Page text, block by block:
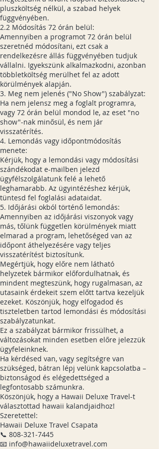
pluszköltség nélkül, a szabad helyek
függvényében.
2.2 Módosítás 72 órán belül:
Amennyiben a programot 72 órán belül
szeretnéd módosítani, ezt csak a
rendelkezésre állás függvényében tudjuk
vállalni. Igyekszünk alkalmazkodni, azonban
többletköltség merülhet fel az adott
körülmények alapján.
3. Meg nem jelenés ("No Show") szabályzat:
Ha nem jelensz meg a foglalt programra,
vagy 72 órán belül mondod le, az eset "no
show"-nak minősül, és nem jár
visszatérítés.
4. Lemondás vagy időpontmódosítás
menete:
Kérjük, hogy a lemondási vagy módosítási
szándékodat e-mailben jelezd
ügyfélszolgálatunk felé a lehető
leghamarabb. Az ügyintézéshez kérjük,
tüntesd fel foglalási adataidat.
5. Időjárási okból történő lemondás:
Amennyiben az időjárási viszonyok vagy
más, tőlünk független körülmények miatt
elmarad a program, lehetőséged van az
időpont áthelyezésére vagy teljes
visszatérítést biztosítunk.
Megértjük, hogy előre nem látható
helyzetek bármikor előfordulhatnak, és
mindent megteszünk, hogy rugalmasan, az
utasaink érdekeit szem előtt tartva kezeljük
ezeket. Köszönjük, hogy elfogadod és
tiszteletben tartod lemondási és módosítási
szabályzatunkat.
Ez a szabályzat bármikor frissülhet, a
változásokat minden esetben előre jelezzük
ügyfeleinknek.
Ha kérdésed van, vagy segítségre van
szükséged, bátran lépj velünk kapcsolatba –
biztonságod és elégedettséged a
legfontosabb számunkra.
Köszönjük, hogy a Hawaii Deluxe Travel-t
választottad hawaii kalandjaidhoz!
Szeretettel:
Hawaii Deluxe Travel Csapata
📞 808-321-7445
📧 info@hawaiideluxetravel.com